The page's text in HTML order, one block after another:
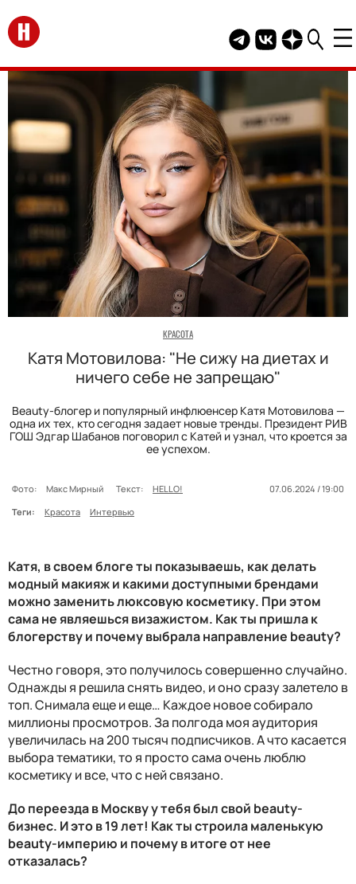
Перейти на главную
Telegram канал
Группа HELLO
Канал
КРАСОТА
Катя Мотовилова: "Не сижу на диетах и
ничего себе не запрещаю"
Beauty-блогер и популярный инфлюенсер Катя Мотовилова —
одна их тех, кто сегодня задает новые тренды. Президент РИВ
ГОШ Эдгар Шабанов поговорил с Катей и узнал, что кроется за
ее успехом.
Фото: Макс Мирный Текст: HELLO!
07.06.2024 / 19:00
Теги:
Красота Интервью
Катя, в своем блоге ты показываешь, как делать
модный макияж и какими доступными брендами
можно заменить люксовую косметику. При этом
сама не являешься визажистом. Как ты пришла к
блогерству и почему выбрала направление beauty?
Честно говоря, это получилось совершенно случайно.
Однажды я решила снять видео, и оно сразу залетело в
топ. Снимала еще и еще… Каждое новое собирало
миллионы просмотров. За полгода моя аудитория
увеличилась на 200 тысяч подписчиков. А что касается
выбора тематики, то я просто сама очень люблю
косметику и все, что с ней связано.
До переезда в Москву у тебя был свой beauty-
бизнес. И это в 19 лет! Как ты строила маленькую
beauty-империю и почему в итоге от нее
отказалась?